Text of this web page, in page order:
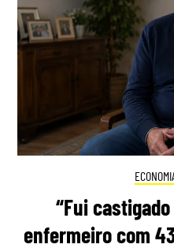
“Fui
enfermeiro com